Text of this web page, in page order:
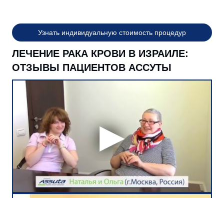
Узнать индивидуальную стоимость процедур
ЛЕЧЕНИЕ РАКА КРОВИ В ИЗРАИЛЕ:
ОТЗЫВЫ ПАЦИЕНТОВ АССУТЫ